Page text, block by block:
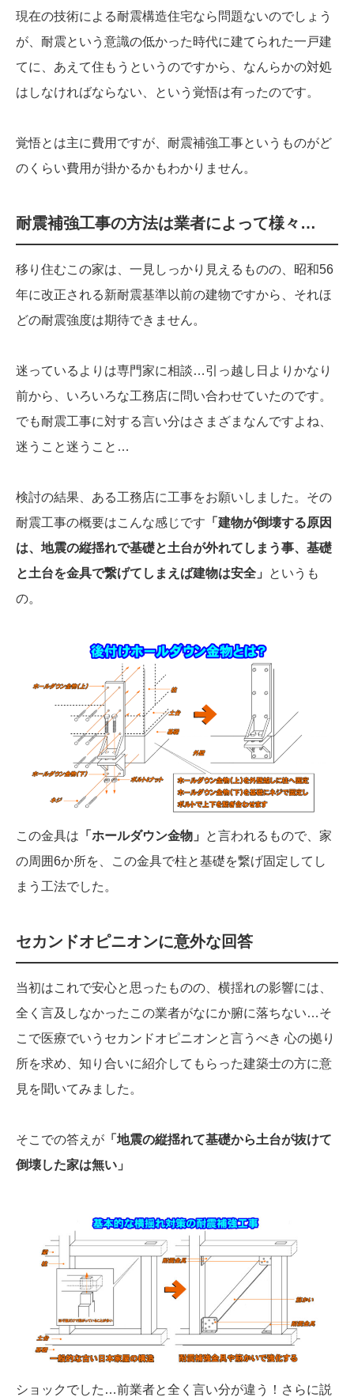
現在の技術による耐震構造住宅なら問題ないのでしょう
が、耐震という意識の低かった時代に建てられた一戸建
てに、あえて住もうというのですから、なんらかの対処
はしなければならない、という覚悟は有ったのです。
覚悟とは主に費用ですが、耐震補強工事というものがど
のくらい費用が掛かるかもわかりません。
耐震補強工事の方法は業者によって様々…
移り住むこの家は、一見しっかり見えるものの、昭和56
年に改正される新耐震基準以前の建物ですから、それほ
どの耐震強度は期待できません。
迷っているよりは専門家に相談…引っ越し日よりかなり
前から、いろいろな工務店に問い合わせていたのです。
でも耐震工事に対する言い分はさまざまなんですよね、
迷うこと迷うこと…
検討の結果、ある工務店に工事をお願いしました。その
耐震工事の概要はこんな感じです 「建物が倒壊する原因
は、地震の縦揺れで基礎と土台が外れてしまう事、基礎
と土台を金具で繋げてしまえば建物は安全」
というも
の。
この金具は 「ホールダウン金物」
と言われるもので、家
の周囲6か所を、この金具で柱と基礎を繋げ固定してし
まう工法でした。
セカンドオピニオンに意外な回答
当初はこれで安心と思ったものの、横揺れの影響には、
全く言及しなかったこの業者がなにか腑に落ちない…そ
こで医療でいうセカンドオピニオンと言うべき 心の拠り
所を求め、知り合いに紹介してもらった建築士の方に意
見を聞いてみました。
そこでの答えが 「地震の縦揺れて基礎から土台が抜けて
倒壊した家は無い」
ショックでした…前業者と全く言い分が違う！さらに説